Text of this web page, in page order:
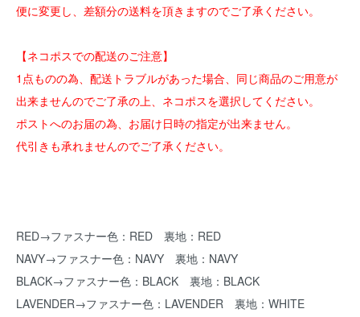
便に変更し、差額分の送料を頂きますのでご了承ください。
【ネコポスでの配送のご注意】
1点ものの為、配送トラブルがあった場合、同じ商品のご用意が
出来ませんのでご了承の上、ネコポスを選択してください。
ポストへのお届の為、お届け日時の指定が出来ません。
代引きも承れませんのでご了承ください。
RED→ファスナー色：RED 裏地：RED
NAVY→ファスナー色：NAVY 裏地：NAVY
BLACK→ファスナー色：BLACK 裏地：BLACK
LAVENDER→ファスナー色：LAVENDER 裏地：WHITE